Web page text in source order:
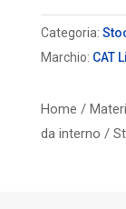
Categoria:
Marchio: CAT
Home /
da interno /